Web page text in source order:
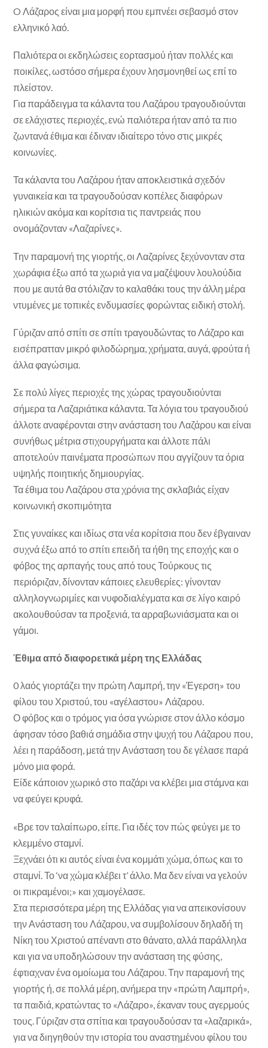
O Λάζαρος είναι μια μορφή που εμπνέει σεβασμό στον
ελληνικό λαό.
Παλιότερα οι εκδηλώσεις εορτασμού ήταν πολλές και
ποικίλες, ωστόσο σήμερα έχουν λησμονηθεί ως επί το
πλείστον.
Για παράδειγμα τα κάλαντα του Λαζάρου τραγουδιούνται
σε ελάχιστες περιοχές, ενώ παλιότερα ήταν από τα πιο
ζωντανά έθιμα και έδιναν ιδιαίτερο τόνο στις μικρές
κοινωνίες.
Τα κάλαντα του Λαζάρου ήταν αποκλειστικά σχεδόν
γυναικεία και τα τραγουδούσαν κοπέλες διαφόρων
ηλικιών ακόμα και κορίτσια τις παντρειάς που
ονομάζονταν «Λαζαρίνες».
Την παραμονή της γιορτής, οι Λαζαρίνες ξεχύνονταν στα
χωράφια έξω από τα χωριά για να μαζέψουν λουλούδια
που με αυτά θα στόλιζαν το καλαθάκι τους την άλλη μέρα
ντυμένες με τοπικές ενδυμασίες φορώντας ειδική στολή.
Γύριζαν από σπίτι σε σπίτι τραγουδώντας το Λάζαρο και
εισέπρατταν μικρό φιλοδώρημα, χρήματα, αυγά, φρούτα ή
άλλα φαγώσιμα.
Σε πολύ λίγες περιοχές της χώρας τραγουδιούνται
σήμερα τα Λαζαριάτικα κάλαντα. Τα λόγια του τραγουδιού
άλλοτε αναφέρονται στην ανάσταση του Λαζάρου και είναι
συνήθως μέτρια στιχουργήματα και άλλοτε πάλι
αποτελούν παινέματα προσώπων που αγγίζουν τα όρια
υψηλής ποιητικής δημιουργίας.
Τα έθιμα του Λαζάρου στα χρόνια της σκλαβιάς είχαν
κοινωνική σκοπιμότητα
Στις γυναίκες και ιδίως στα νέα κορίτσια που δεν έβγαιναν
συχνά έξω από το σπίτι επειδή τα ήθη της εποχής και ο
φόβος της αρπαγής τους από τους Τούρκους τις
περιόριζαν, δίνονταν κάποιες ελευθερίες: γίνονταν
αλληλογνωριμίες και νυφοδιαλέγματα και σε λίγο καιρό
ακολουθούσαν τα προξενιά, τα αρραβωνιάσματα και οι
γάμοι.
Έθιμα από διαφορετικά μέρη της Ελλάδας
0 λαός γιορτάζει την πρώτη Λαμπρή, την «Έγερση» του
φίλου του Χριστού, του «αγέλαστου» Λάζαρου.
Ο φόβος και ο τρόμος για όσα γνώρισε στον άλλο κόσμο
άφησαν τόσο βαθιά σημάδια στην ψυχή του Λάζαρου που,
λέει η παράδοση, μετά την Ανάσταση του δε γέλασε παρά
μόνο μια φορά.
Είδε κάποιον χωρικό στο παζάρι να κλέβει μια στάμνα και
να φεύγει κρυφά.
«Βρε τον ταλαίπωρο, είπε. Για ιδές τον πώς φεύγει με το
κλεμμένο σταμνί.
Ξεχνάει ότι κι αυτός είναι ένα κομμάτι χώμα, όπως και το
σταμνί. Το ‘να χώμα κλέβει τ’ άλλο. Μα δεν είναι να γελούν
οι πικραμένοι;» και χαμογέλασε.
Στα περισσότερα μέρη της Ελλάδας για να απεικονίσουν
την Ανάσταση του Λάζαρου, να συμβολίσουν δηλαδή τη
Νίκη του Χριστού απέναντι στο θάνατο, αλλά παράλληλα
και για να υποδηλώσουν την ανάσταση της φύσης,
έφτιαχναν ένα ομοίωμα του Λάζαρου. Την παραμονή της
γιορτής ή, σε πολλά μέρη, ανήμερα την «πρώτη Λαμπρή»,
τα παιδιά, κρατώντας το «Λάζαρο», έκαναν τους αγερμούς
τους. Γύριζαν στα σπίτια και τραγουδούσαν τα «λαζαρικά»,
για να διηγηθούν την ιστορία του αναστημένου φίλου του